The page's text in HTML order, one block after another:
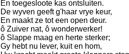
En toegesloote kas ontsluiten.
De wyven geeft g'haar vrye keur,
En maakt ze tot een open deur.
ô Zuiver nat, ô wonderwerker!
ô Slappe maag en herte sterker;
Gy hebt nu lever, kuit en hom,